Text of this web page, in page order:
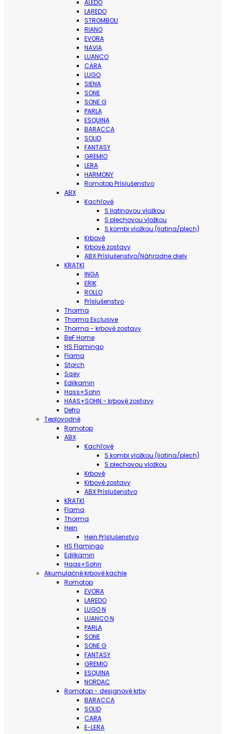
ALEDO
LAREDO
STROMBOLI
RIANO
EVORA
NAVIA
LUANCO
CARA
LUGO
SIENA
SONE
SONE G
PARLA
ESQUINA
BARACCA
SOLID
FANTASY
GREMIO
LERA
HARMONY
Romotop Príslušenstvo
ABX
Kachľové
S liatinovou vložkou
S plechovou vložkou
S kombi vložkou (liatina/plech)
Krbové
Krbové zostavy
ABX Príslušenstvo/Náhradne diely
KRATKI
INGA
ERIK
ROLLO
Príslušenstvo
Thorma
Thorma Exclusive
Thorma - krbové zostavy
BeF Home
HS Flamingo
Flama
Storch
Saey
Edilkamin
Hass+Sohn
HAAS+SOHN - krbové zostavy
Defro
Teplovodné
Romotop
ABX
Kachľové
S kombi vložkou (liatina/plech)
S plechovou vložkou
Krbové
Krbové zostavy
ABX Príslušenstvo
KRATKI
Flama
Thorma
Hein
Hein Príslušenstvo
HS Flamingo
Edilkamin
Haas+Sohn
Akumulačné krbové kachle
Romotop
EVORA
LAREDO
LUGO N
LUANCO N
PARLA
SONE
SONE G
FANTASY
GREMIO
ESQUINA
NORDAC
Romotop - designové krby
BARACCA
SOLID
CARA
E-LERA